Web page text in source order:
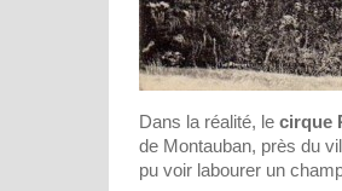
Dans la réalité, le cirque
de Montauban, près du
pu voir labourer un